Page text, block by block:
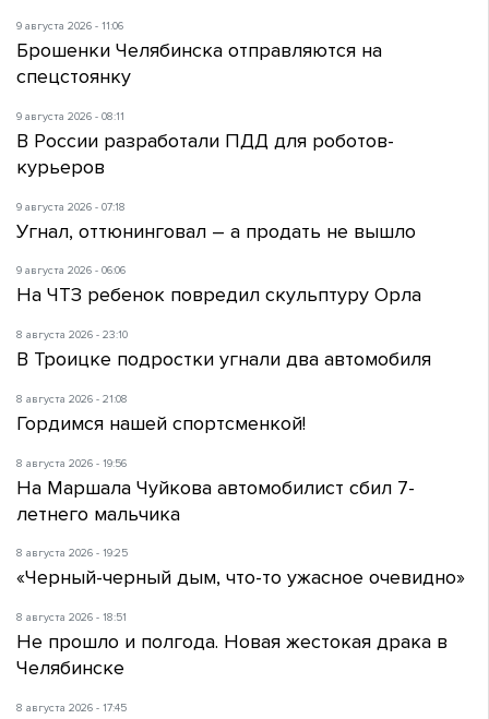
9 августа 2026 - 11:06
Брошенки Челябинска отправляются на
спецстоянку
9 августа 2026 - 08:11
В России разработали ПДД для роботов-
курьеров
9 августа 2026 - 07:18
Угнал, оттюнинговал – а продать не вышло
9 августа 2026 - 06:06
На ЧТЗ ребенок повредил скульптуру Орла
8 августа 2026 - 23:10
В Троицке подростки угнали два автомобиля
8 августа 2026 - 21:08
Гордимся нашей спортсменкой!
8 августа 2026 - 19:56
На Маршала Чуйкова автомобилист сбил 7-
летнего мальчика
8 августа 2026 - 19:25
«Черный-черный дым, что-то ужасное очевидно»
8 августа 2026 - 18:51
Не прошло и полгода. Новая жестокая драка в
Челябинске
8 августа 2026 - 17:45